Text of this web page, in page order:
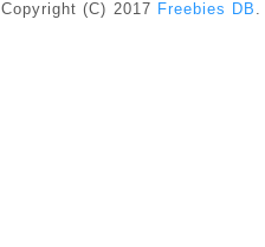
Copyright (C) 2017 Freebies DB